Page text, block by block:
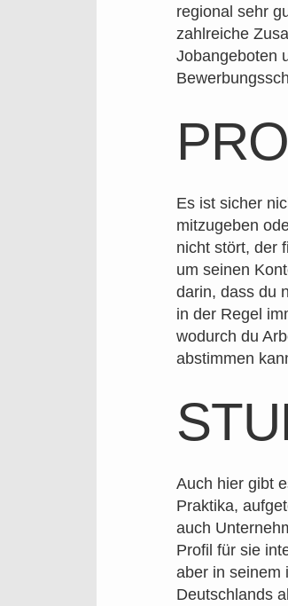
regional sehr
zahlreiche
Jobangeboten
Es ist sicher
mitzugeben
nicht stört, der
um seinen
darin, dass du
in der Regel
wodurch du
abstimmen
Auch hier gibt
Praktika,
auch
Profil für sie
aber in seinem
Deutschlands